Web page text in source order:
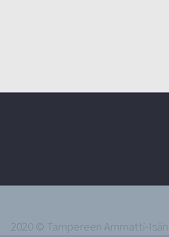
2020 © Tampereen Ammatti-